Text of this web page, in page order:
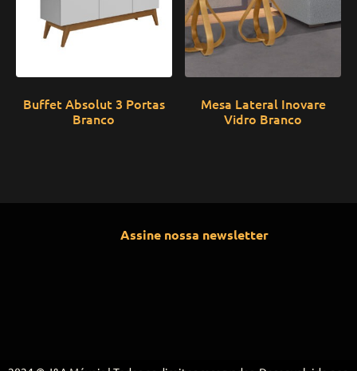
Buffet Absolut 3 Portas
Branco
Mesa Lateral Inovare
Vidro Branco
Assine nossa newsletter